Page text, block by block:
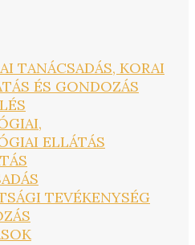
TANÁCSADÁS, KORAI
ÉS GONDOZÁS
ELLÁTÁS
TEVÉKENYSÉG